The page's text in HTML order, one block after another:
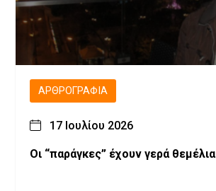
ΑΡΘΡΟΓΡΑΦΊΑ
17 Ιουλίου 2026
Οι “παράγκες” έχουν γερά θεμέλια